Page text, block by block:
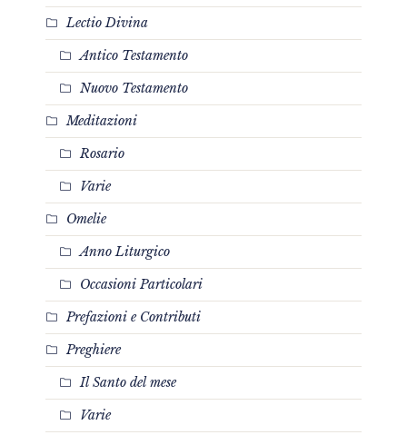
Lectio Divina
Antico Testamento
Nuovo Testamento
Meditazioni
Rosario
Varie
Omelie
Anno Liturgico
Occasioni Particolari
Prefazioni e Contributi
Preghiere
Il Santo del mese
Varie